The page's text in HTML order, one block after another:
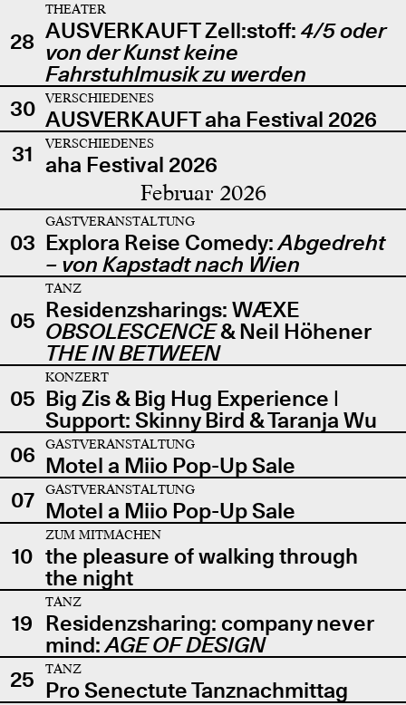
28
THEATER
AUSVERKAUFT Zell:stoff: 4/5 oder
von der Kunst keine
Fahrstuhlmusik zu werden
30
VERSCHIEDENES
AUSVERKAUFT aha Festival 2026
31
VERSCHIEDENES
aha Festival 2026
Februar 2026
03
GASTVERANSTALTUNG
Explora Reise Comedy:Abgedreht
– von Kapstadt nach Wien
05
TANZ
Residenzsharings: WÆXE
OBSOLESCENCE& Neil Höhener
THE IN BETWEEN
05
KONZERT
Big Zis & Big Hug Experience |
Support: Skinny Bird & Taranja Wu
06
GASTVERANSTALTUNG
Motel a Miio Pop-Up Sale
07
GASTVERANSTALTUNG
Motel a Miio Pop-Up Sale
10
ZUM MITMACHEN
the pleasure of walking through
the night
19
TANZ
Residenzsharing: company never
mind:AGE OF DESIGN
25
TANZ
Pro Senectute Tanznachmittag